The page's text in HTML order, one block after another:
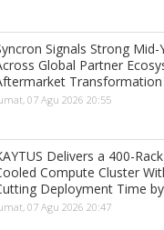
Signals Strong
Global Partner
Transformation
07 Agu 2026 20:55
Delivers a 400-
Compute Cluster
Deployment Time
07 Agu 2026 20:47